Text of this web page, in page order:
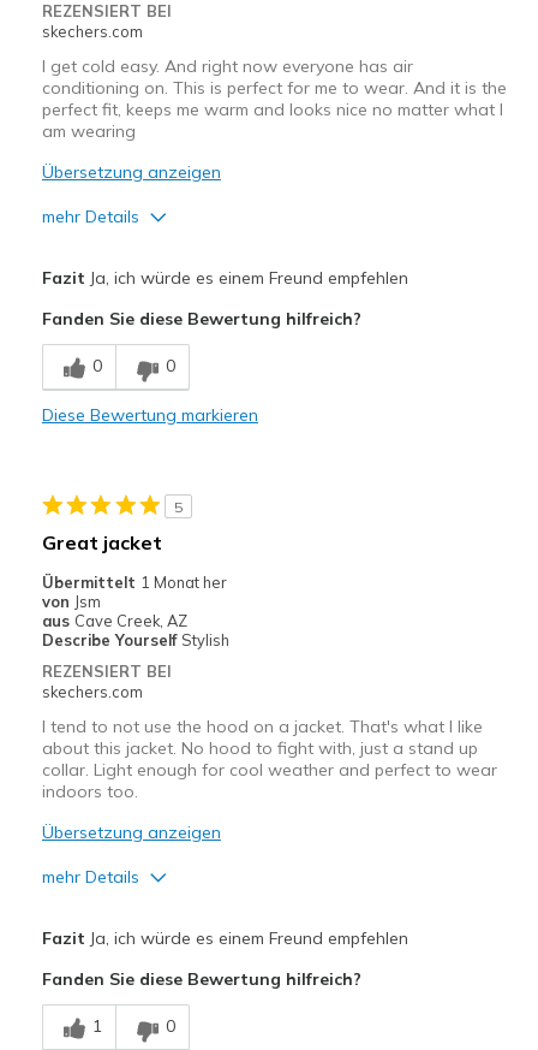
REZENSIERT BEI
skechers.com
I get cold easy. And right now everyone has air
conditioning on. This is perfect for me to wear. And it is the
perfect fit, keeps me warm and looks nice no matter what I
am wearing
Übersetzung anzeigen
mehr Details
Comfortable
Stylish
Travel
Sizing Feels true to size
Fazit Ja, ich würde es einem Freund empfehlen
Fanden Sie diese Bewertung hilfreich?
0 0
Diese Bewertung markieren
5
Great jacket
Übermittelt 1 Monat her
von Jsm
aus Cave Creek, AZ
Describe Yourself Stylish
REZENSIERT BEI
skechers.com
I tend to not use the hood on a jacket. That's what I like
about this jacket. No hood to fight with, just a stand up
collar. Light enough for cool weather and perfect to wear
indoors too.
Übersetzung anzeigen
mehr Details
Comfortable
Fazit Ja, ich würde es einem Freund empfehlen
Fanden Sie diese Bewertung hilfreich?
1 0